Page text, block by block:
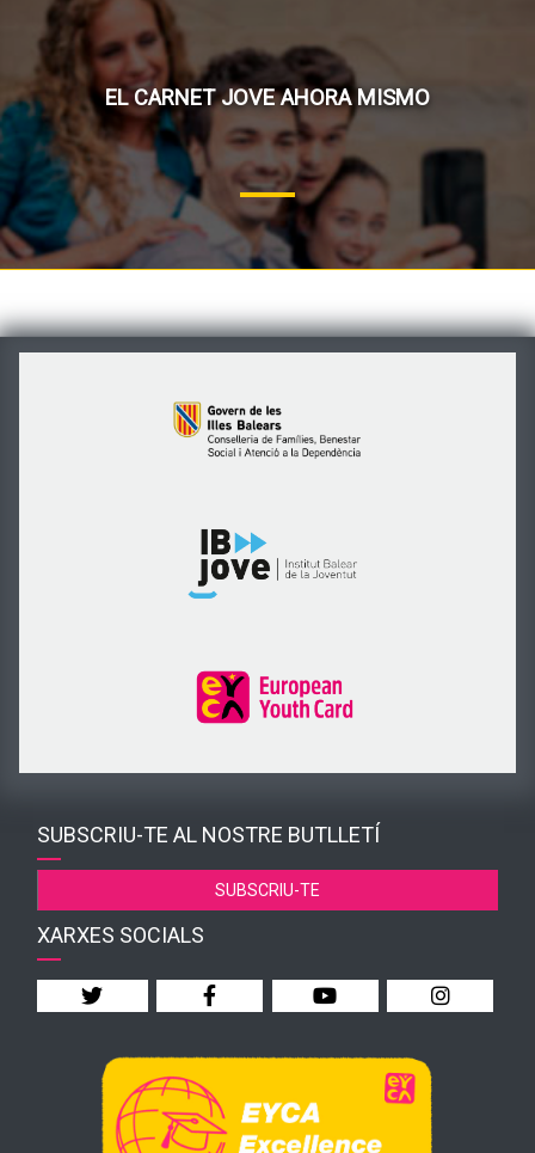
EL CARNET JOVE AHORA MISMO
SUBSCRIU-TE AL NOSTRE BUTLLETÍ
SUBSCRIU-TE
XARXES SOCIALS